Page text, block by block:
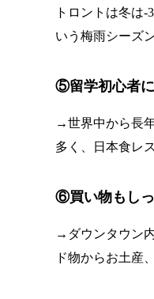
トロントは冬は
いう梅雨シーズ
⑤留学初心者に
→世界中から長
多く、日本食レ
⑥買い物もしっ
→ダウンタウン
ド物からお土産